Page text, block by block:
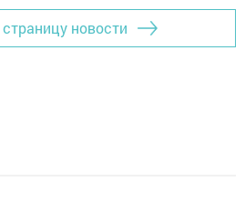
новости